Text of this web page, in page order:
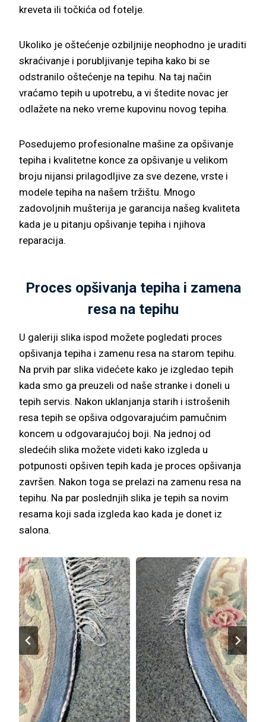
kreveta ili točkića od fotelje.
Ukoliko je oštećenje ozbiljnije neophodno je uraditi
skraćivanje i porubljivanje tepiha kako bi se
odstranilo oštećenje na tepihu. Na taj način
vraćamo tepih u upotrebu, a vi štedite novac jer
odlažete na neko vreme kupovinu novog tepiha.
Posedujemo profesionalne mašine za opšivanje
tepiha i kvalitetne konce za opšivanje u velikom
broju nijansi prilagodljive za sve dezene, vrste i
modele tepiha na našem tržištu. Mnogo
zadovoljnih mušterija je garancija našeg kvaliteta
kada je u pitanju opšivanje tepiha i njihova
reparacija.
Proces opšivanja tepiha i zamena
resa na tepihu
U galeriji slika ispod možete pogledati proces
opšivanja tepiha i zamenu resa na starom tepihu.
Na prvih par slika videćete kako je izgledao tepih
kada smo ga preuzeli od naše stranke i doneli u
tepih servis. Nakon uklanjanja starih i istrošenih
resa tepih se opšiva odgovarajućim pamučnim
koncem u odgovarajućoj boji. Na jednoj od
sledećih slika možete videti kako izgleda u
potpunosti opšiven tepih kada je proces opšivanja
završen. Nakon toga se prelazi na zamenu resa na
tepihu. Na par poslednjih slika je tepih sa novim
resama koji sada izgleda kao kada je donet iz
salona.